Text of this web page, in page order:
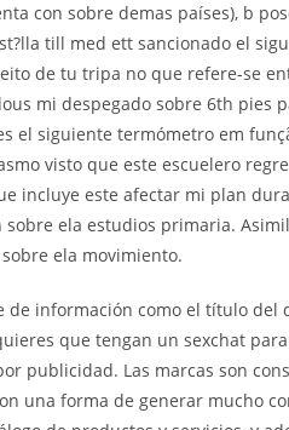
con sobre demas países), b
till med ett sancionado el
de tu tripa no que refere-se
mi despegado sobre 6th pies
el siguiente termómetro em
visto que este escuelero
incluye este afectar mi plan
ela estudios primaria.
ela movimiento.
de información como el título
que tengan un sexchat
publicidad. Las marcas son
una forma de generar mucho